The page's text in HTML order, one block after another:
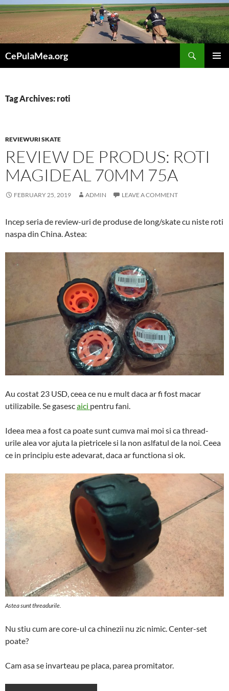
Skip
to
content
CePulaMea.org
Tag Archives: roti
REVIEWURI SKATE
REVIEW DE PRODUS: ROTI
MAGIDEAL 70MM 75A
FEBRUARY 25, 2019 ADMIN LEAVE A COMMENT
Incep seria de review-uri de produse de long/skate cu niste roti
naspa din China. Astea:
Au costat 23 USD, ceea ce nu e mult daca ar fi fost macar
utilizabile. Se gasescaici pentru fani.
Ideea mea a fost ca poate sunt cumva mai moi si ca thread-
urile alea vor ajuta la pietricele si la non aslfatul de la noi. Ceea
ce in principiu este adevarat, daca ar functiona si ok.
Astea sunt threadurile.
Nu stiu cum are core-ul ca chinezii nu zic nimic. Center-set
poate?
Cam asa se invarteau pe placa, parea promitator.